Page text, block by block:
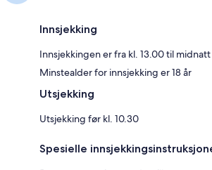
Innsjekking
Innsjekkingen er fra kl. 13.00 til midnatt
Minstealder for innsjekking er 18 år
Utsjekking
Utsjekking før kl. 10.30
Spesielle